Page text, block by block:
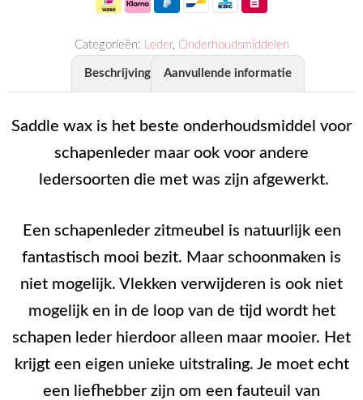
Categorieën: Leder, Onderhoudsmiddelen
Beschrijving Aanvullende informatie
Saddle wax is het beste onderhoudsmiddel voor
schapenleder maar ook voor andere
ledersoorten die met was zijn afgewerkt.
Een schapenleder zitmeubel is natuurlijk een
fantastisch mooi bezit. Maar schoonmaken is
niet mogelijk. Vlekken verwijderen is ook niet
mogelijk en in de loop van de tijd wordt het
schapen leder hierdoor alleen maar mooier. Het
krijgt een eigen unieke uitstraling. Je moet echt
een liefhebber zijn om een fauteuil van